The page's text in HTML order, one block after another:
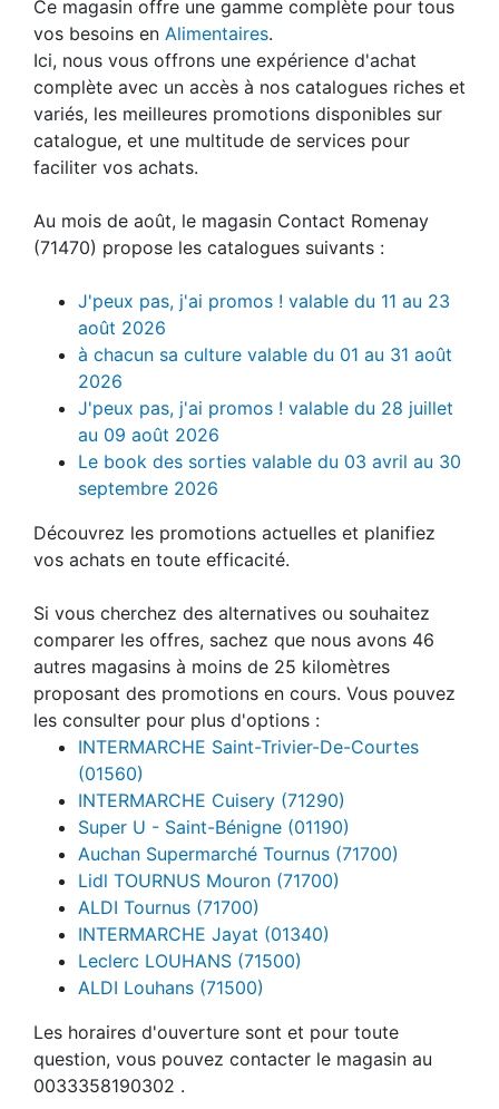
Ce magasin offre une gamme complète pour tous
vos besoins en Alimentaires.
Ici, nous vous offrons une expérience d'achat
complète avec un accès à nos catalogues riches et
variés, les meilleures promotions disponibles sur
catalogue, et une multitude de services pour
faciliter vos achats.
Au mois de août, le magasin Contact Romenay
(71470) propose les catalogues suivants :
J'peux pas, j'ai promos ! valable du 11 au 23
août 2026
à chacun sa culture valable du 01 au 31 août
2026
J'peux pas, j'ai promos ! valable du 28 juillet
au 09 août 2026
Le book des sorties valable du 03 avril au 30
septembre 2026
Découvrez les promotions actuelles et planifiez
vos achats en toute efficacité.
Si vous cherchez des alternatives ou souhaitez
comparer les offres, sachez que nous avons 46
autres magasins à moins de 25 kilomètres
proposant des promotions en cours. Vous pouvez
les consulter pour plus d'options :
INTERMARCHE Saint-Trivier-De-Courtes
(01560)
INTERMARCHE Cuisery (71290)
Super U - Saint-Bénigne (01190)
Auchan Supermarché Tournus (71700)
Lidl TOURNUS Mouron (71700)
ALDI Tournus (71700)
INTERMARCHE Jayat (01340)
Leclerc LOUHANS (71500)
ALDI Louhans (71500)
Les horaires d'ouverture sont et pour toute
question, vous pouvez contacter le magasin au
0033358190302 .